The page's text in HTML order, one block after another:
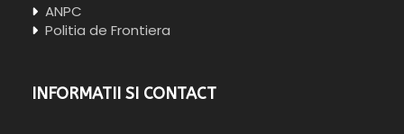
ANPC
Politia de Frontiera
INFORMATII SI CONTACT